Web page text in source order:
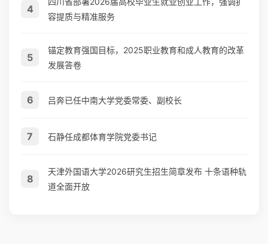
4
容提质与精准服务
5
锚定教育强国目标，2025职业教育和成人教育的改革
发展答卷
6 吕奔已任中南大学党委常委、副校长
7 石静任成都体育学院党委书记
8
天津外国语大学2026研究生招生简章发布 十条语种轨
道全面开放